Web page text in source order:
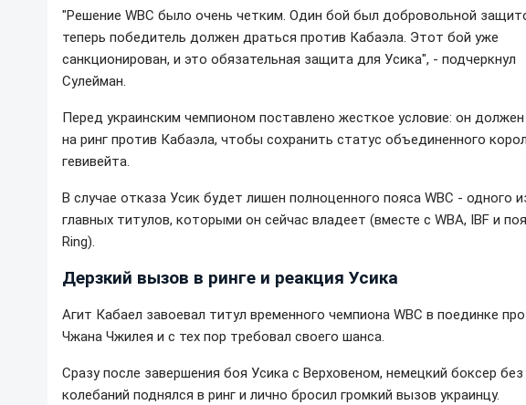
"Решение WBC было очень четким. Один бой был добровольной
теперь победитель должен драться против Кабаэла. Этот бой уже
санкционирован, и это обязательная защита для Усика", - подчеркнул
Сулейман.
Перед украинским чемпионом поставлено жесткое условие: он
на ринг против Кабаэла, чтобы сохранить статус объединенного
гевивейта.
В случае отказа Усик будет лишен полноценного пояса WBC - одного
главных титулов, которыми он сейчас владеет (вместе с WBA, IBF и
Ring).
Дерзкий вызов в ринге и реакция Усика
Агит Кабаел завоевал титул временного чемпиона WBC в поединке
Чжана Чжилея и с тех пор требовал своего шанса.
Сразу после завершения боя Усика с Верховеном, немецкий боксер без
колебаний поднялся в ринг и лично бросил громкий вызов украинцу.